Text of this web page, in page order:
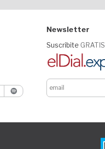
Newsletter
Suscribite GRATIS